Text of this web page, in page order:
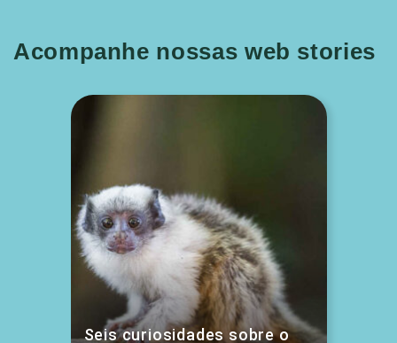
Acompanhe nossas web stories
Seis curiosidades sobre o